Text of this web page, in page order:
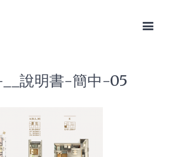
說明書-簡中-05